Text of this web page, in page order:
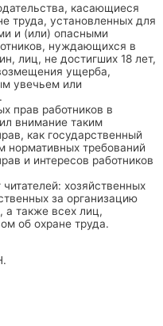
касающиеся
труда, установленных для
и (или) опасными
нуждающихся в
лиц, не достигших 18 лет,
ущерба,
увечьем или
прав работников в
внимание таким
как государственный
нормативных требований
и интересов работников
хозяйственных
за организацию
а также всех лиц,
об охране труда.